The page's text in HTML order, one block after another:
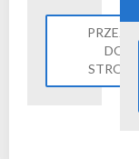
PRZEJDŹ
DO
STRONY